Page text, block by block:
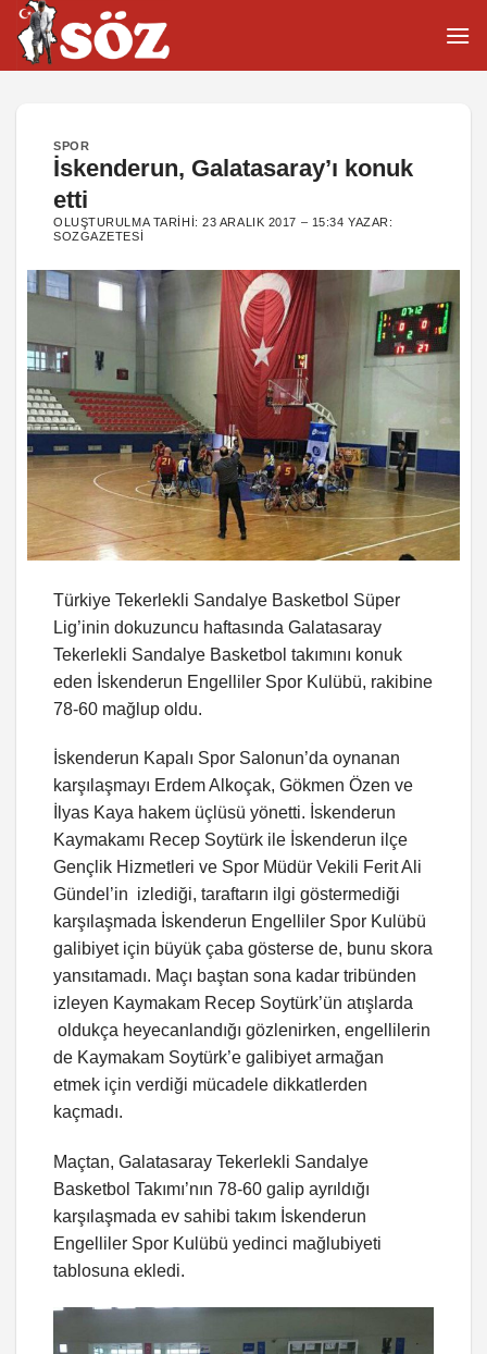
İçeriğe
atla
SPOR
İskenderun, Galatasaray’ı konuk
etti
OLUŞTURULMA TARIHI:23 ARALIK 2017 – 15:34 YAZAR:
SOZGAZETESI
Türkiye Tekerlekli Sandalye Basketbol Süper
Lig’inin dokuzuncu haftasında Galatasaray
Tekerlekli Sandalye Basketbol takımını konuk
eden İskenderun Engelliler Spor Kulübü, rakibine
78-60 mağlup oldu.
İskenderun Kapalı Spor Salonun’da oynanan
karşılaşmayı Erdem Alkoçak, Gökmen Özen ve
İlyas Kaya hakem üçlüsü yönetti. İskenderun
Kaymakamı Recep Soytürk ile İskenderun ilçe
Gençlik Hizmetleri ve Spor Müdür Vekili Ferit Ali
Gündel’in izlediği, taraftarın ilgi göstermediği
karşılaşmada İskenderun Engelliler Spor Kulübü
galibiyet için büyük çaba gösterse de, bunu skora
yansıtamadı. Maçı baştan sona kadar tribünden
izleyen Kaymakam Recep Soytürk’ün atışlarda
oldukça heyecanlandığı gözlenirken, engellilerin
de Kaymakam Soytürk’e galibiyet armağan
etmek için verdiği mücadele dikkatlerden
kaçmadı.
Maçtan, Galatasaray Tekerlekli Sandalye
Basketbol Takımı’nın 78-60 galip ayrıldığı
karşılaşmada ev sahibi takım İskenderun
Engelliler Spor Kulübü yedinci mağlubiyeti
tablosuna ekledi.